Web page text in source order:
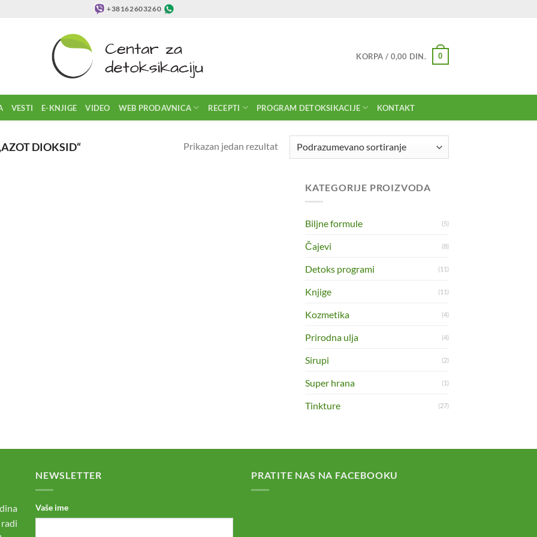
+38162603260
KORPA / 0,00 DIN. 0
VESTI E-KNJIGE VIDEO WEB PRODAVNICA RECEPTI PROGRAM DETOKSIKACIJE KONTAKT
DIOKSID“ Prikazan jedan rezultat
KATEGORIJE PROIZVODA
Biljne formule (5)
Čajevi (8)
Detoks programi (11)
Knjige (11)
Kozmetika (4)
Prirodna ulja (4)
Sirupi (2)
Super hrana (1)
Tinkture (27)
NEWSLETTER
Vaše ime
PRATITE NAS NA FACEBOOKU